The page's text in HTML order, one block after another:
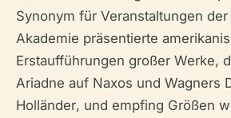
Synonym für Veranstaltungen
Akademie präsentierte
Erstaufführungen großer Werke,
Ariadne auf Naxos und Wagners
Holländer, und empfing Größen